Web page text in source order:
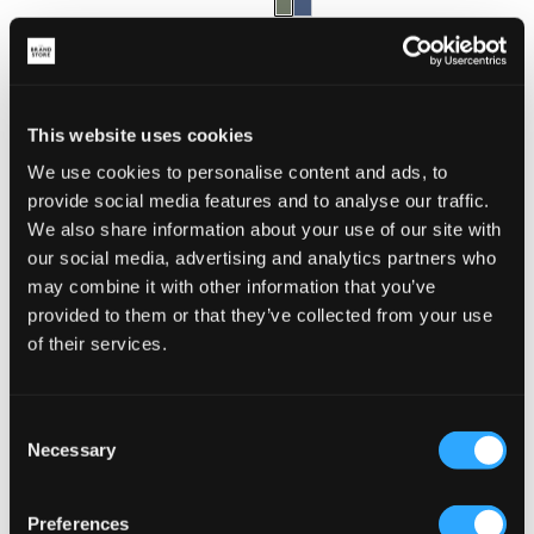
This website uses cookies
We use cookies to personalise content and ads, to
provide social media features and to analyse our traffic.
We also share information about your use of our site with
our social media, advertising and analytics partners who
may combine it with other information that you’ve
provided to them or that they’ve collected from your use
of their services.
Selection
Necessary
Preferences
549 kr